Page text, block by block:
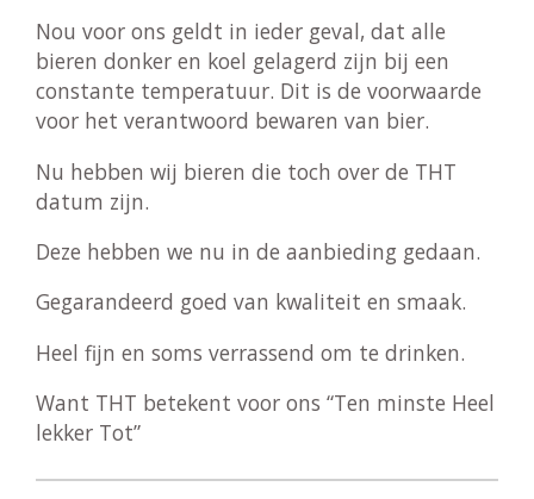
Nou voor ons geldt in ieder geval, dat alle
bieren donker en koel gelagerd zijn bij een
constante temperatuur. Dit is de voorwaarde
voor het verantwoord bewaren van bier.
Nu hebben wij bieren die toch over de THT
datum zijn.
Deze hebben we nu in de aanbieding gedaan.
Gegarandeerd goed van kwaliteit en smaak.
Heel fijn en soms verrassend om te drinken.
Want THT betekent voor ons “Ten minste Heel
lekker Tot”